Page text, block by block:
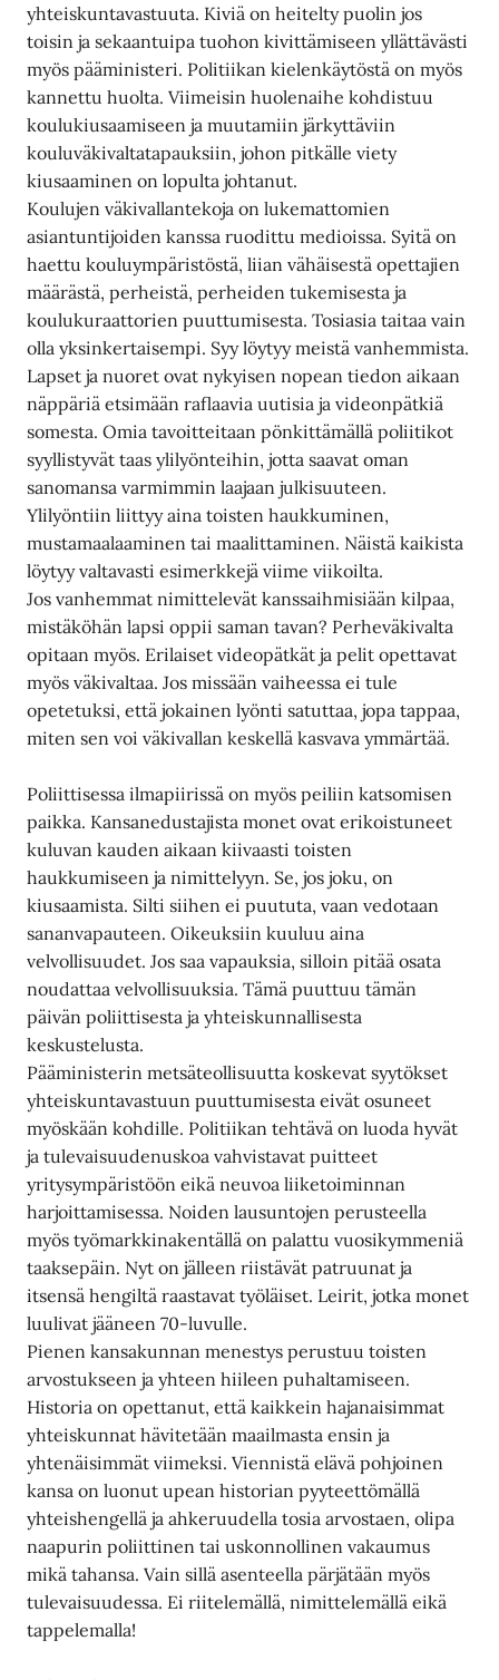
yhteiskuntavastuuta. Kiviä on heitelty puolin jos
toisin ja sekaantuipa tuohon kivittämiseen yllättävästi
myös pääministeri. Politiikan kielenkäytöstä on myös
kannettu huolta. Viimeisin huolenaihe kohdistuu
koulukiusaamiseen ja muutamiin järkyttäviin
kouluväkivaltatapauksiin, johon pitkälle viety
kiusaaminen on lopulta johtanut.
Koulujen väkivallantekoja on lukemattomien
asiantuntijoiden kanssa ruodittu medioissa. Syitä on
haettu kouluympäristöstä, liian vähäisestä opettajien
määrästä, perheistä, perheiden tukemisesta ja
koulukuraattorien puuttumisesta. Tosiasia taitaa vain
olla yksinkertaisempi. Syy löytyy meistä vanhemmista.
Lapset ja nuoret ovat nykyisen nopean tiedon aikaan
näppäriä etsimään raflaavia uutisia ja videonpätkiä
somesta. Omia tavoitteitaan pönkittämällä poliitikot
syyllistyvät taas ylilyönteihin, jotta saavat oman
sanomansa varmimmin laajaan julkisuuteen.
Ylilyöntiin liittyy aina toisten haukkuminen,
mustamaalaaminen tai maalittaminen. Näistä kaikista
löytyy valtavasti esimerkkejä viime viikoilta.
Jos vanhemmat nimittelevät kanssaihmisiään kilpaa,
mistäköhän lapsi oppii saman tavan? Perheväkivalta
opitaan myös. Erilaiset videopätkät ja pelit opettavat
myös väkivaltaa. Jos missään vaiheessa ei tule
opetetuksi, että jokainen lyönti satuttaa, jopa tappaa,
miten sen voi väkivallan keskellä kasvava ymmärtää.
Poliittisessa ilmapiirissä on myös peiliin katsomisen
paikka. Kansanedustajista monet ovat erikoistuneet
kuluvan kauden aikaan kiivaasti toisten
haukkumiseen ja nimittelyyn. Se, jos joku, on
kiusaamista. Silti siihen ei puututa, vaan vedotaan
sananvapauteen. Oikeuksiin kuuluu aina
velvollisuudet. Jos saa vapauksia, silloin pitää osata
noudattaa velvollisuuksia. Tämä puuttuu tämän
päivän poliittisesta ja yhteiskunnallisesta
keskustelusta.
Pääministerin metsäteollisuutta koskevat syytökset
yhteiskuntavastuun puuttumisesta eivät osuneet
myöskään kohdille. Politiikan tehtävä on luoda hyvät
ja tulevaisuudenuskoa vahvistavat puitteet
yritysympäristöön eikä neuvoa liiketoiminnan
harjoittamisessa. Noiden lausuntojen perusteella
myös työmarkkinakentällä on palattu vuosikymmeniä
taaksepäin. Nyt on jälleen riistävät patruunat ja
itsensä hengiltä raastavat työläiset. Leirit, jotka monet
luulivat jääneen 70-luvulle.
Pienen kansakunnan menestys perustuu toisten
arvostukseen ja yhteen hiileen puhaltamiseen.
Historia on opettanut, että kaikkein hajanaisimmat
yhteiskunnat hävitetään maailmasta ensin ja
yhtenäisimmät viimeksi. Viennistä elävä pohjoinen
kansa on luonut upean historian pyyteettömällä
yhteishengellä ja ahkeruudella tosia arvostaen, olipa
naapurin poliittinen tai uskonnollinen vakaumus
mikä tahansa. Vain sillä asenteella pärjätään myös
tulevaisuudessa. Ei riitelemällä, nimittelemällä eikä
tappelemalla!